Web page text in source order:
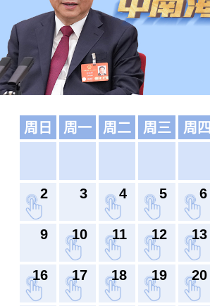
周日 周一 周二 周三 周四
2 3 4 5 6
9 10 11 12 13
16 17 18 19 20